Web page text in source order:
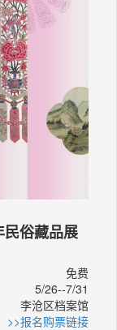
俗藏品展
免费
5/26--7/31
李沧区档案馆
>>报名购票链接